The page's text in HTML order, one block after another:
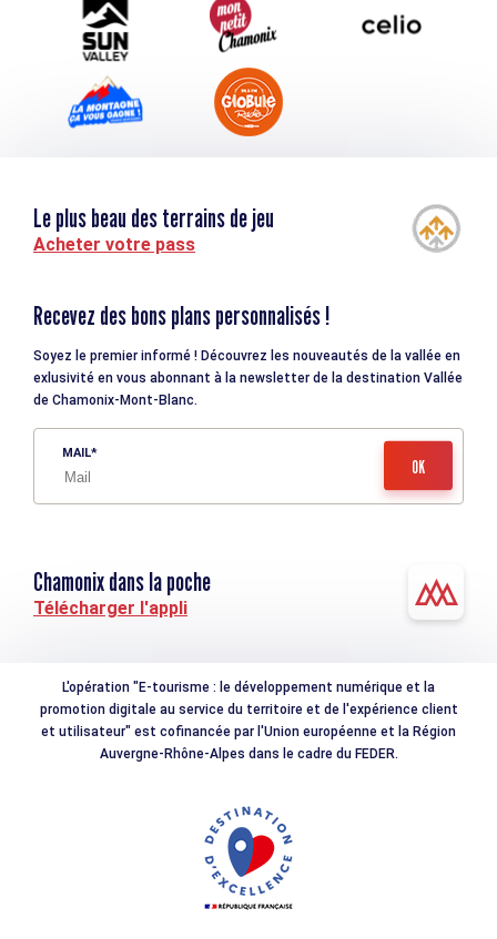
Le plus beau des terrains de jeu
Acheter votre pass
Recevez des bons plans personnalisés !
Soyez le premier informé ! Découvrez les nouveautés de la vallée en
exlusivité en vous abonnant à la newsletter de la destination Vallée
de Chamonix-Mont-Blanc.
MAIL
Chamonix dans la poche
Télécharger l'appli
L'opération "E-tourisme : le développement numérique et la
promotion digitale au service du territoire et de l'expérience client
et utilisateur" est cofinancée par l'Union européenne et la Région
Auvergne-Rhône-Alpes dans le cadre du FEDER.